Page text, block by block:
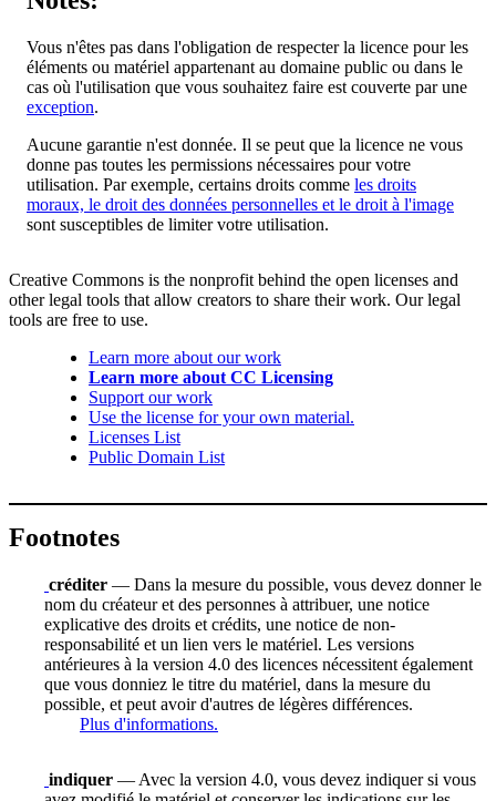
Vous n'êtes pas dans l'obligation de respecter la licence pour les
éléments ou matériel appartenant au domaine public ou dans le
cas où l'utilisation que vous souhaitez faire est couverte par une
exception.
Aucune garantie n'est donnée. Il se peut que la licence ne vous
donne pas toutes les permissions nécessaires pour votre
utilisation. Par exemple, certains droits comme les droits
moraux, le droit des données personnelles et le droit à l'image
sont susceptibles de limiter votre utilisation.
Creative Commons is the nonprofit behind the open licenses and
other legal tools that allow creators to share their work. Our legal
tools are free to use.
Learn more about our work
Learn more about CC Licensing
Support our work
Use the license for your own material.
Licenses List
Public Domain List
Footnotes
créditer — Dans la mesure du possible, vous devez donner le
nom du créateur et des personnes à attribuer, une notice
explicative des droits et crédits, une notice de non-
responsabilité et un lien vers le matériel. Les versions
antérieures à la version 4.0 des licences nécessitent également
que vous donniez le titre du matériel, dans la mesure du
possible, et peut avoir d'autres de légères différences.
Plus d'informations.
indiquer — Avec la version 4.0, vous devez indiquer si vous